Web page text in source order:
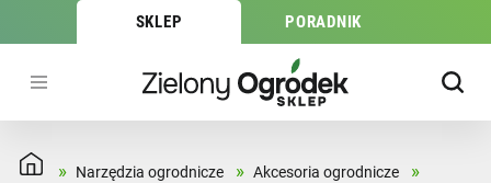
SKLEP PORADNIK
» Narzędzia ogrodnicze » Akcesoria ogrodnicze »